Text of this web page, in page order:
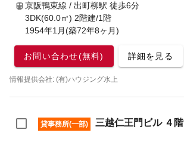
京阪鴨東線 / 出町柳駅 徒歩6分
3DK(60.0㎡) 2階建/1階
1954年1月(築72年8ヶ月)
お問い合わせ(無料) 詳細を見る
情報提供会社: (有)ハウジング水上
貸事務所(一部) 三越仁王門ビル ４階